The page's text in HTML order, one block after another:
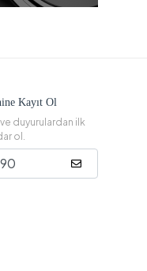
Kayıt Ol
duyurulardan ilk
ol.